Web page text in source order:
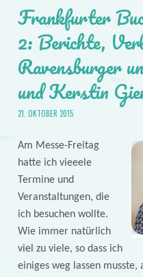
Frankfurter
2: Berichte,
Ravensburger
und Kerstin
21. OKTOBER 2015
Am Messe-Freitag
hatte ich vieeele
Termine und
Veranstaltungen, die
ich besuchen wollte.
Wie immer natürlich
viel zu viele, so dass ich
einiges weg lassen